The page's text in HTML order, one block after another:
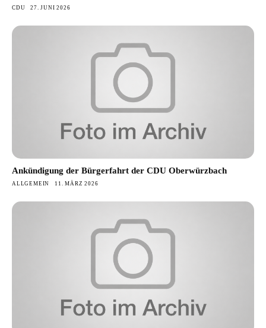
CDU 27. JUNI 2026
Ankündigung der Bürgerfahrt der CDU Oberwürzbach
ALLGEMEIN 11. MÄRZ 2026